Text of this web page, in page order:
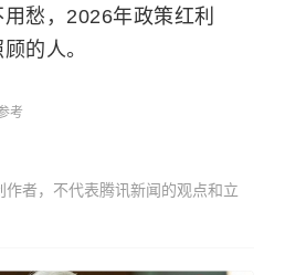
愁，2026年政策红利
的人。
考
者，不代表腾讯新闻的观点和立